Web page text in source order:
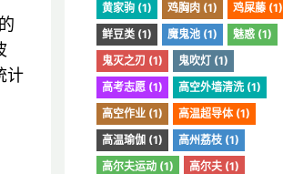
计
黄家驹 (1)
鸡胸肉 (1)
鸡屎藤 (1)
鲜豆类 (1)
魔鬼池 (1)
魅惑 (1)
鬼灭之刃 (1)
鬼吹灯 (1)
高考志愿 (1)
高空外墙清洗 (1)
高空作业 (1)
高温超导体 (1)
高温瑜伽 (1)
高州荔枝 (1)
高尔夫运动 (1)
高尔夫 (1)